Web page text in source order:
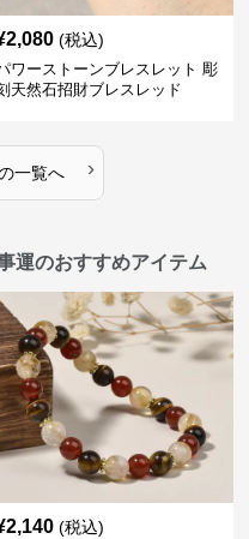
2,080 (税込)
ワーストーンブレスレット 彫
天然石招財ブレスレッド
一覧へ ›
運のおすすめアイテム
2,140 (税込)